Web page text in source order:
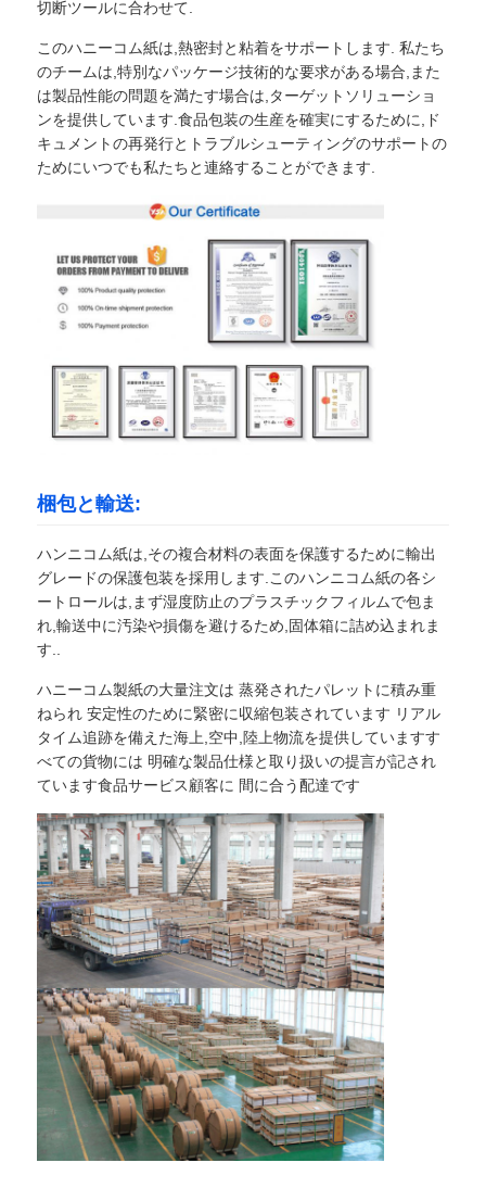
切断ツールに合わせて.
このハニーコム紙は,熱密封と粘着をサポートします. 私たち
のチームは,特別なパッケージ技術的な要求がある場合,また
は製品性能の問題を満たす場合は,ターゲットソリューショ
ンを提供しています.食品包装の生産を確実にするために,ド
キュメントの再発行とトラブルシューティングのサポートの
ためにいつでも私たちと連絡することができます.
梱包と輸送:
ハンニコム紙は,その複合材料の表面を保護するために輸出
グレードの保護包装を採用します.このハンニコム紙の各シ
ートロールは,まず湿度防止のプラスチックフィルムで包ま
れ,輸送中に汚染や損傷を避けるため,固体箱に詰め込まれま
す..
ハニーコム製紙の大量注文は 蒸発されたパレットに積み重
ねられ 安定性のために緊密に収縮包装されています リアル
タイム追跡を備えた海上,空中,陸上物流を提供していますす
べての貨物には 明確な製品仕様と取り扱いの提言が記され
ています食品サービス顧客に 間に合う配達です